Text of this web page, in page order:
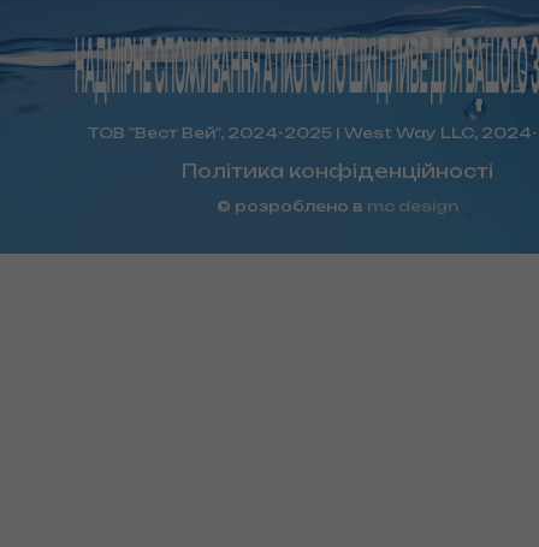
ТОВ "Вест Вей", 2024-2025 | West Way LLC,
Політика конфіденційності
© розроблено в mc design